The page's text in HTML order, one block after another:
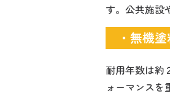
す。公共施設
・無機
耐用年数は約
ォーマンスを